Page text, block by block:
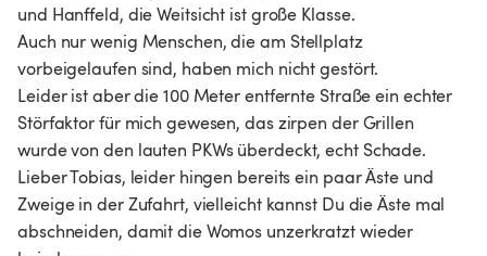
und Hanffeld, die Weitsicht ist große Klasse.
Auch nur wenig Menschen, die am Stellplatz
vorbeigelaufen sind, haben mich nicht gestört.
Leider ist aber die 100 Meter entfernte Straße ein echter
Störfaktor für mich gewesen, das zirpen der Grillen
wurde von den lauten PKWs überdeckt, echt Schade.
Lieber Tobias, leider hingen bereits ein paar Äste und
Zweige in der Zufahrt, vielleicht kannst Du die Äste mal
abschneiden, damit die Womos unzerkratzt wieder